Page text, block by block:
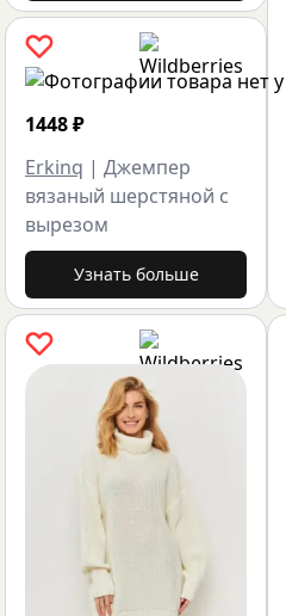
1448₽
Erkinq | Джемпер
вязаный шерстяной c
вырезом
Узнать больше